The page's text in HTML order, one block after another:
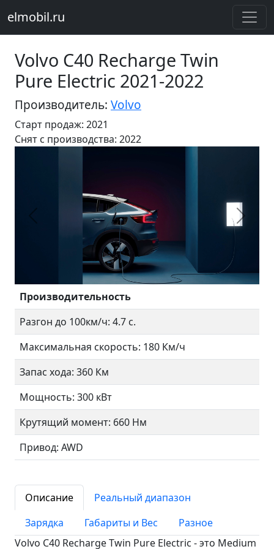
elmobil.ru
Volvo C40 Recharge Twin
Pure Electric 2021-2022
Производитель: Volvo
Старт продаж: 2021
Cнят с производства: 2022
Предыдущий
Производительность
Разгон до 100км/ч: 4.7 с.
Максимальная скорость: 180 Км/ч
Запас хода: 360 Км
Мощность: 300 кВт
Крутящий момент: 660 Нм
Привод: AWD
Описание
Реальный диапазон
Зарядка
Габариты и Вес
Разное
Volvo C40 Recharge Twin Pure Electric - это Medium